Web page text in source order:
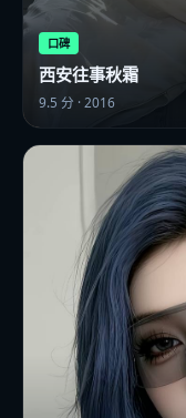
口碑
西安往事秋霜
9.5 分 · 2016